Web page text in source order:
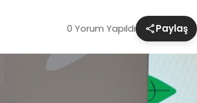
0 Yorum Yapıldı Paylaş